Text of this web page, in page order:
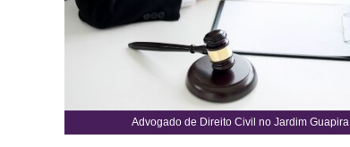
Advogado de Direito Civil no Jardim Guapira